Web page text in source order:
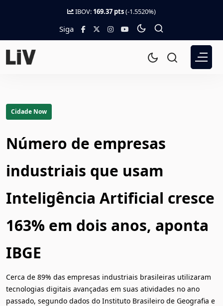
IBOV: 169.37 pts(-1.5520%)
Siga
Cidade Now
Número de empresas
industriais que usam
Inteligência Artificial cresce
163% em dois anos, aponta
IBGE
Cerca de 89% das empresas industriais brasileiras utilizaram
tecnologias digitais avançadas em suas atividades no ano
passado, segundo dados do Instituto Brasileiro de Geografia e